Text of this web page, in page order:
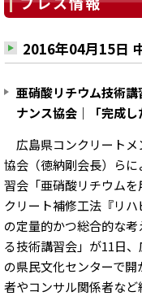
2016年04月15日
亜硝酸リチウム技術
ナンス協会｜「完成
広島県コンクリートメ
協会（徳納剛会長）ら
習会「亜硝酸リチウムを
クリート補修工法『リハ
の定量的かつ総合的な
る技術講習会」が11日
の県民文化センターで開
者やコンサル関係者など